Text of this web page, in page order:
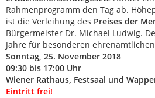
Rahmenprogramm den Tag ab.
ist die Verleihung des Preises der
Bürgermeister Dr. Michael Ludwig.
Jahre für besonderen
Sonntag, 25. November 2018
09:30 bis 17:00 Uhr
Wiener Rathaus, Festsaal und
Eintritt frei!